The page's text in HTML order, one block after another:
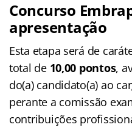
Concurso
apresentação
Esta etapa será de
total de 10,00 pontos,
do(a) candidato(a) ao
perante a comissão
contribuições